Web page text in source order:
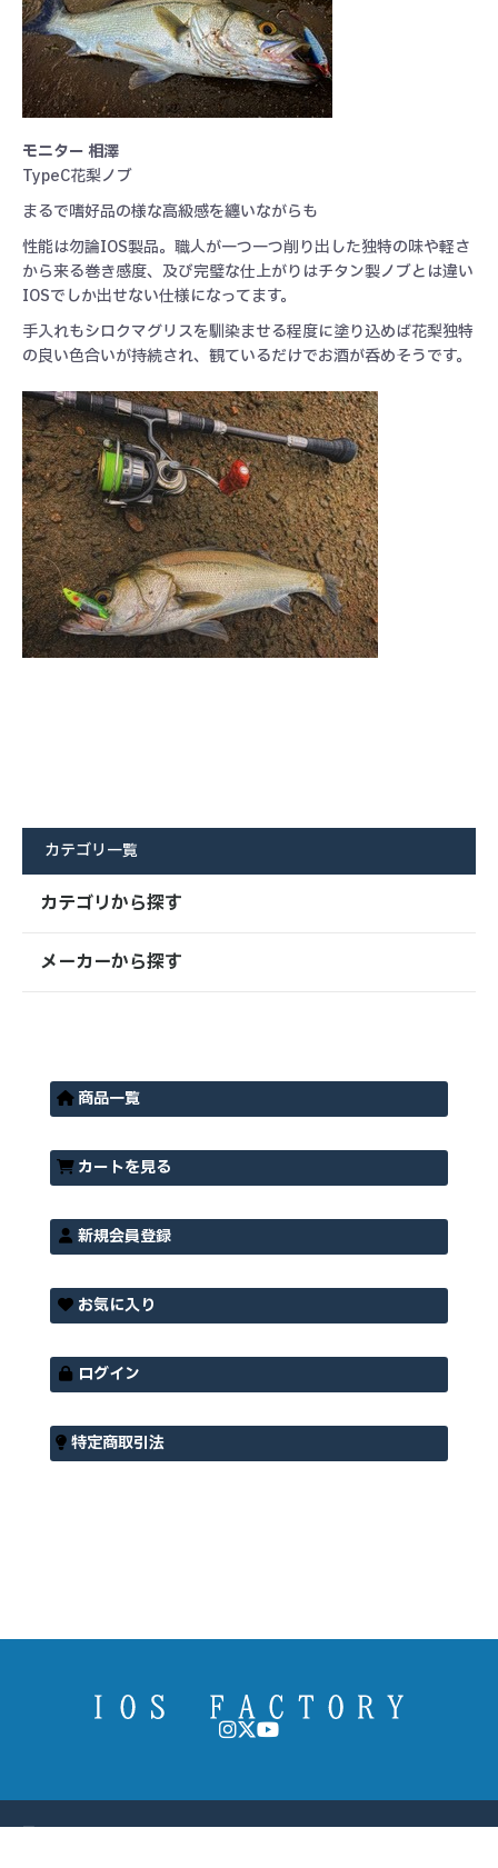
モニター 相澤
TypeC花梨ノブ
まるで嗜好品の様な高級感を纏いながらも
性能は勿論IOS製品。職人が一つ一つ削り出した独特の味や軽さ
から来る巻き感度、及び完璧な仕上がりはチタン製ノブとは違い
IOSでしか出せない仕様になってます。
手入れもシロクマグリスを馴染ませる程度に塗り込めば花梨独特
の良い色合いが持続され、観ているだけでお酒が呑めそうです。
カテゴリ一覧
カテゴリから探す
メーカーから探す
商品一覧
カートを見る
新規会員登録
お気に入り
ログイン
特定商取引法
〒379-0133